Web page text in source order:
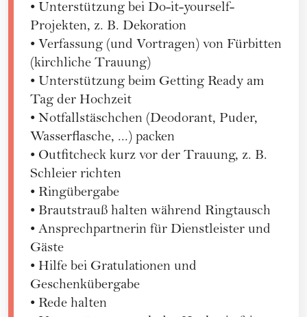
• Unterstützung bei Do-it-yourself-
Projekten, z. B. Dekoration
• Verfassung (und Vortragen) von Fürbitten
(kirchliche Trauung)
• Unterstützung beim Getting Ready am
Tag der Hochzeit
• Notfallstäschchen (Deodorant, Puder,
Wasserflasche, ...) packen
• Outfitcheck kurz vor der Trauung, z. B.
Schleier richten
• Ringübergabe
• Brautstrauß halten während Ringtausch
• Ansprechpartnerin für Dienstleister und
Gäste
• Hilfe bei Gratulationen und
Geschenkübergabe
• Rede halten